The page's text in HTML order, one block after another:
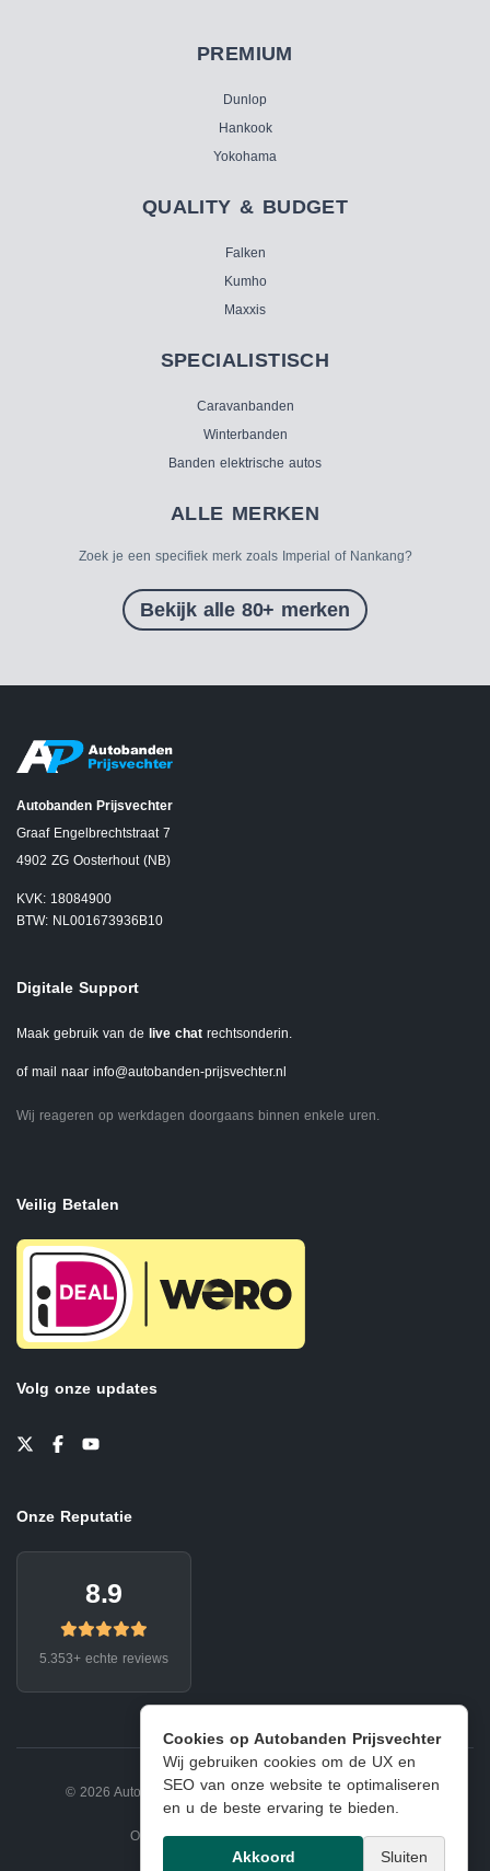
Cookies op Autobanden Prijsvechter
Wij gebruiken cookies om de UX en
SEO van onze website te optimaliseren
en u de beste ervaring te bieden.
Akkoord Sluiten
PREMIUM
Dunlop
Hankook
Yokohama
QUALITY & BUDGET
Falken
Kumho
Maxxis
SPECIALISTISCH
Caravanbanden
Winterbanden
Banden elektrische autos
ALLE MERKEN
Zoek je een specifiek merk zoals Imperial of Nankang?
Bekijk alle 80+ merken
Autobanden Prijsvechter
Graaf Engelbrechtstraat 7
4902 ZG Oosterhout (NB)
KVK: 18084900
BTW: NL001673936B10
Digitale Support
Maak gebruik van de live chat rechtsonderin.
of mail naar info@autobanden-prijsvechter.nl
Wij reageren op werkdagen doorgaans binnen enkele uren.
Veilig Betalen
Volg onze updates
Onze Reputatie
8.9
5.353+ echte reviews
© 2026 Autobanden Prijsvechter. Privacy | Voorwaarden
Onderdeel van EJ Banden Oosterhout